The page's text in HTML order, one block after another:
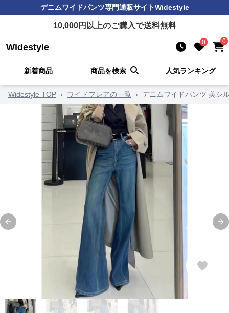
デニムワイドパンツ専門通販サイトWidestyle
10,000円以上のご購入で送料無料
Widestyle 0 0
新着商品 商品を検索 人気ランキング
Widestyle TOP › ワイドフレアの一覧 › デニムワイドパンツ 美シ
Previous slide